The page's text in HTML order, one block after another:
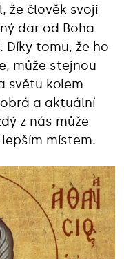
že člověk svoji
dar od Boha
Díky tomu, že ho
může stejnou
světu kolem
a aktuální
z nás může
místem.